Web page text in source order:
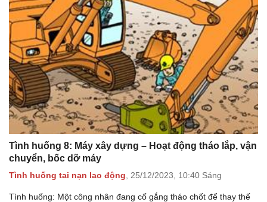
Tình huống 8: Máy xây dựng – Hoạt động tháo lắp, vận
chuyển, bốc dỡ máy
Tình huống tai nạn lao động 25/12/2023, 10:40 Sáng
Tình huống: Một công nhân đang cố gắng tháo chốt để thay thế